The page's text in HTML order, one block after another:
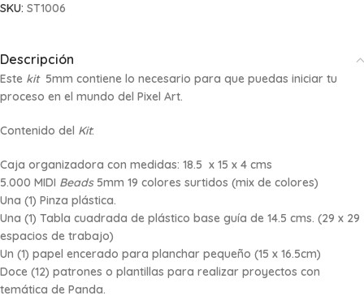
SKU: ST1006
Descripción
Este kit5mm contiene lo necesario para que puedas iniciar tu
proceso en el mundo del Pixel Art.
Contenido del Kit:
Caja organizadora con medidas: 18.5 x 15 x 4 cms
5.000 MIDI Beads5mm 19 colores surtidos (mix de colores)
Una (1) Pinza plástica.
Una (1) Tabla cuadrada de plástico base guía de 14.5 cms. (29 x 29
espacios de trabajo)
Un (1) papel encerado para planchar pequeño (15 x 16.5cm)
Doce (12) patrones o plantillas para realizar proyectos con
temática de Panda.